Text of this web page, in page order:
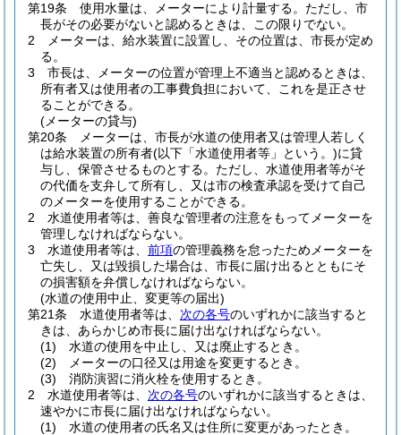
第19条
使用水量は、メーターにより計量する。 ただし、市
長がその必要がないと認めるときは、この限りでない。
2
メーターは、給水装置に設置し、その位置は、市長が定め
る。
3
市長は、メーターの位置が管理上不適当と認めるときは、
所有者又は使用者の工事費負担において、これを是正させ
ることができる。
(メーターの貸与)
第20条
メーターは、市長が水道の使用者又は管理人若しく
は給水装置の所有者(以下「水道使用者等」という。)に貸
与し、保管させるものとする。 ただし、水道使用者等がそ
の代価を支弁して所有し、又は市の検査承認を受けて自己
のメーターを使用することができる。
2
水道使用者等は、善良な管理者の注意をもってメーターを
管理しなければならない。
3
水道使用者等は、 前項の管理義務を怠ったためメーターを
亡失し、又は毀損した場合は、市長に届け出るとともにそ
の損害額を弁償しなければならない。
(水道の使用中止、変更等の届出)
第21条
水道使用者等は、 次の各号のいずれかに該当すると
きは、あらかじめ市長に届け出なければならない。
(1)
水道の使用を中止し、又は廃止するとき。
(2)
メーターの口径又は用途を変更するとき。
(3)
消防演習に消火栓を使用するとき。
2
水道使用者等は、 次の各号のいずれかに該当するときは、
速やかに市長に届け出なければならない。
(1)
水道の使用者の氏名又は住所に変更があったとき。